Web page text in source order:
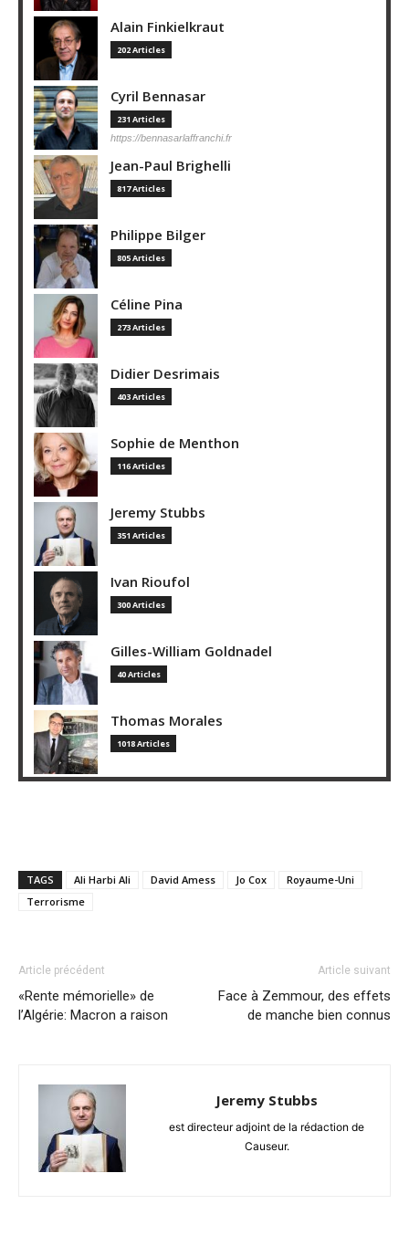
Alain Finkielkraut
202 Articles
Cyril Bennasar
231 Articles
https://bennasarlaffranchi.fr
Jean-Paul Brighelli
817 Articles
Philippe Bilger
805 Articles
Céline Pina
273 Articles
Didier Desrimais
403 Articles
Sophie de Menthon
116 Articles
Jeremy Stubbs
351 Articles
Ivan Rioufol
300 Articles
Gilles-William Goldnadel
40 Articles
Thomas Morales
1018 Articles
TAGS Ali Harbi Ali David Amess Jo Cox
Royaume-Uni
Terrorisme
Article précédent
«Rente mémorielle» de
l’Algérie: Macron a raison
Article suivant
Face à Zemmour, des effets
de manche bien connus
Jeremy Stubbs
est directeur adjoint de la rédaction de
Causeur.